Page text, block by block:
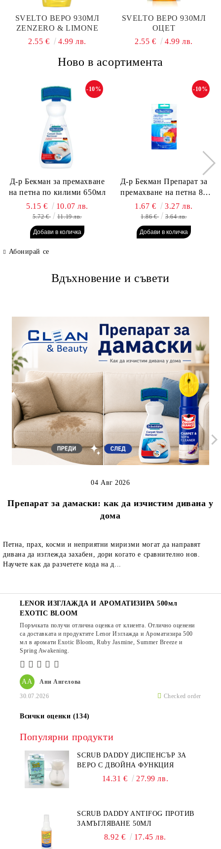
SVELTO ВЕРО 930МЛ
ZENZERO & LIMONE
2.55 €
4.99 лв.
SVELTO ВЕРО 930МЛ
ОЦЕТ
2.55 €
4.99 лв.
Ново в асортимента
Д-р Бекман за премахване
на петна по килими 650мл
-10%
5.15 € 10.07 лв.
5.72 € 11.19 лв.
Д-р Бекман Препарат за
премахване на петна 80
гр. Пауч
-10%
1.67 € 3.27 лв.
1.86 € 3.64 лв.
Абонирай се
Вдъхновение и съвети
Препарат за дамаски: как да изчистим дивана у
дома
04 Авг 2026
Петна, прах, косми и неприятни миризми могат да направят
дивана да изглежда захабен, дори когато е сравнително нов.
Научете как да разчетете кода на д...
АА Ани Ангелова
30.07.2026 Checked order
LENOR ИЗГЛАЖДА И АРОМАТИЗИРА 500мл
EXOTIC BLOOM
Поръчката получи отлична оценка от клиента. Отлично оценени
са доставката и продуктите Lenor Изглажда и Ароматизира 500
мл в аромати Exotic Bloom, Ruby Jasmine, Summer Breeze и
Spring Awakening.
Всички оценки (134)
Популярни продукти
SCRUB DADDY ДИСПЕНСЪР ЗА
ВЕРО С ДВОЙНА ФУНКЦИЯ
14.31 € 27.99 лв.
SCRUB DADDY ANTIFOG ПРОТИВ
ЗАМЪГЛЯВАНЕ 50МЛ
8.92 € 17.45 лв.